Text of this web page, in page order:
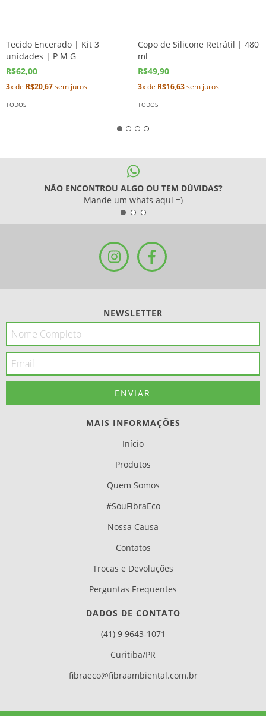
Tecido Encerado | Kit 3
unidades | P M G
R$62,00
3x de R$20,67sem juros
TODOS
Copo de Silicone Retrátil | 480
ml
R$49,90
3x de R$16,63sem juros
TODOS
NÃO ENCONTROU ALGO OU TEM DÚVIDAS?
Mande um whats aqui =)
NEWSLETTER
MAIS INFORMAÇÕES
Início
Produtos
Quem Somos
#SouFibraEco
Nossa Causa
Contatos
Trocas e Devoluções
Perguntas Frequentes
DADOS DE CONTATO
(41) 9 9643-1071
Curitiba/PR
fibraeco@fibraambiental.com.br